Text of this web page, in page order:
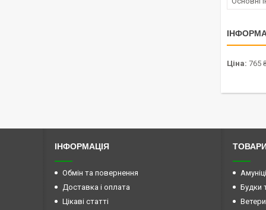
Ціна: 765
ІНФОРМАЦІЯ
Обмін та повернення
Доставка і оплата
Цікаві статті
Будки